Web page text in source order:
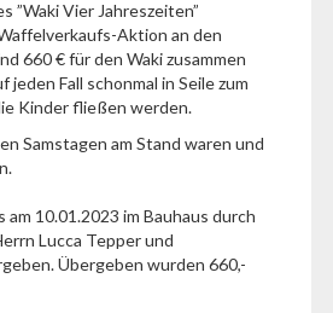
”Waki Vier Jahreszeiten”
Aktion an den
660 € für den Waki zusammen
jeden Fall schonmal in Seile zum
Kinder fließen werden.
Samstagen am Stand waren und
am 10.01.2023 im Bauhaus durch
Lucca Tepper und
Übergeben wurden 660,-